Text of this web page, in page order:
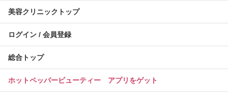
美容クリニックトップ
ログイン / 会員登録
総合トップ
ホットペッパービューティー アプリをゲット